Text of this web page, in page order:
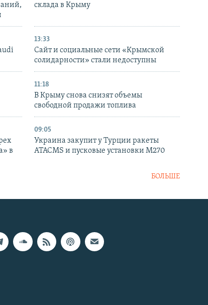
склада в Крыму
13:33
Сайт и социальные сети «Крымской
солидарности» стали недоступны
11:18
В Крыму снова снизят объемы
свободной продажи топлива
в
09:05
Украина закупит у Турции ракеты
ATACMS и пусковые установки M270
БОЛЬШЕ